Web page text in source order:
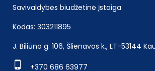
Savivaldybės biudžetinė įstaiga
Kodas: 303211895
J. Biliūno g. 106, Šlienavos k., LT-53144
+370 686 63977